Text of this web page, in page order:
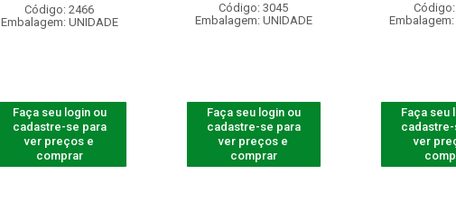
Código: 2466
Embalagem: UNIDADE
Faça seu login ou
cadastre-se para
ver preços e
comprar
Código: 3045
Embalagem: UNIDADE
Faça seu login ou
cadastre-se para
ver preços e
comprar
Embalagem:
Faça seu
ver